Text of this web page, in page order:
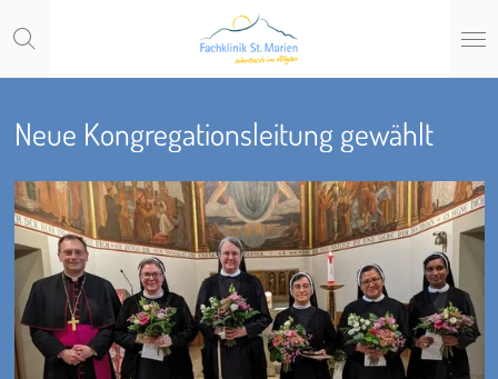
Zum
Hauptinhalt
springen
Neue Kongregationsleitung gewählt